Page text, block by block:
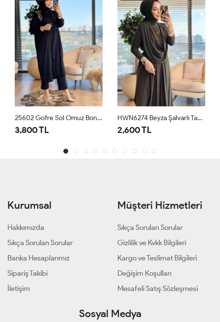
25602 Gofre Sol Omuz Boncuk İşli 3lü Takım Siyah
TL
HWN6274 Beyza Şalvarlı Takım Haki
2,600 TL
3001
Kurumsal
Hakkımızda
Sıkça Sorulan Sorular
Banka Hesaplarımız
Sipariş Takibi
İletişim
Müşteri Hizmetleri
Sıkça Sorulan Sorular
Gizlilik ve Kvkk Bilgileri
Kargo ve Teslimat Bilgileri
Değişim Koşulları
Mesafeli Satış Sözleşmesi
Sosyal Medya